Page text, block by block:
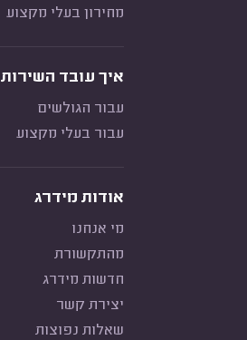
מחירון בעלי מקצוע
איך עובד השירות
עבור הגולשים
עבור בעלי מקצוע
אודות מידרג
מי אנחנו
מהתקשורת
חדשות מידרג
יצירת קשר
שאלות נפוצות